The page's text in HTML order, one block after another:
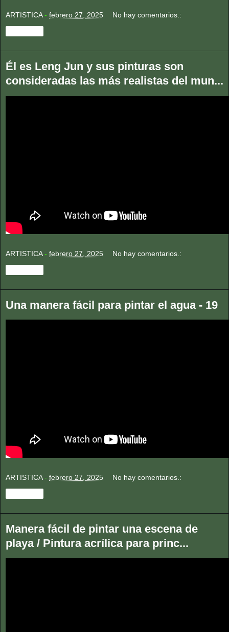
ARTISTICA - febrero 27, 2025 No hay comentarios.:
Él es Leng Jun y sus pinturas son
consideradas las más realistas del mun...
ARTISTICA - febrero 27, 2025 No hay comentarios.:
Una manera fácil para pintar el agua - 19
ARTISTICA - febrero 27, 2025 No hay comentarios.:
Manera fácil de pintar una escena de
playa / Pintura acrílica para princ...